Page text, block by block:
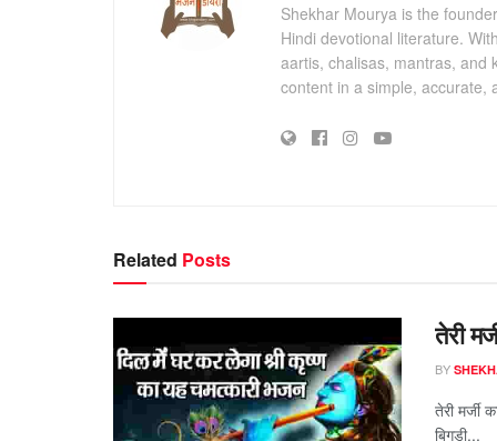
Shekhar Mourya is the
Hindi devotional literature.
aartis, chalisas, mantras, and
content in a simple, accurate,
Related Posts
तेरी
BY
तेरी मर्जी
बिगड़ी...